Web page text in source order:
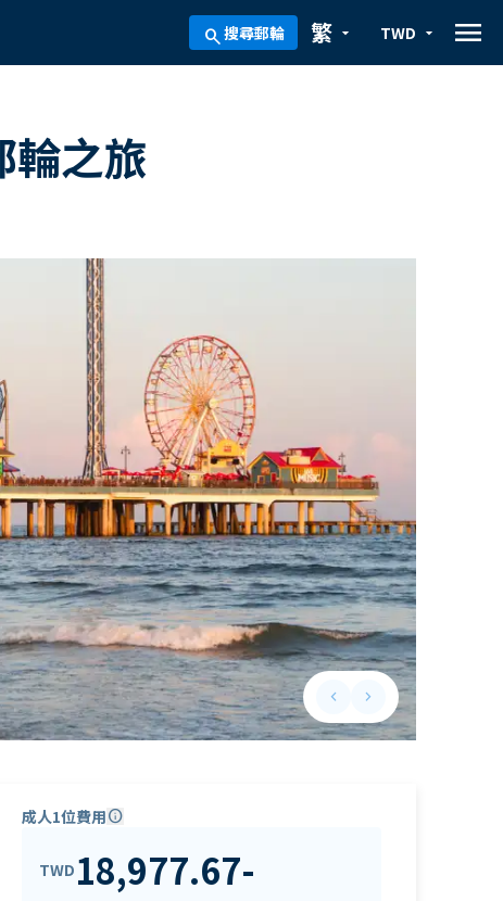
search搜尋郵輪 arrow_drop_down
繁 arrow_drop_down
TWD menu
輪之旅
keyboard_arrow_leftPrevious slide
keyboard_arrow_rightNext slide
成人1位費用info
TWD 18,977.67-